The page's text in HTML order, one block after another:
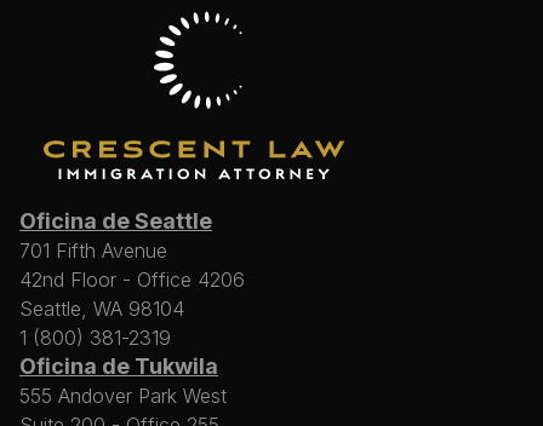
Oficina de Seattle
701 Fifth Avenue
42nd Floor - Office 4206
Seattle, WA 98104
1 (800) 381-2319
Oficina de Tukwila
555 Andover Park West